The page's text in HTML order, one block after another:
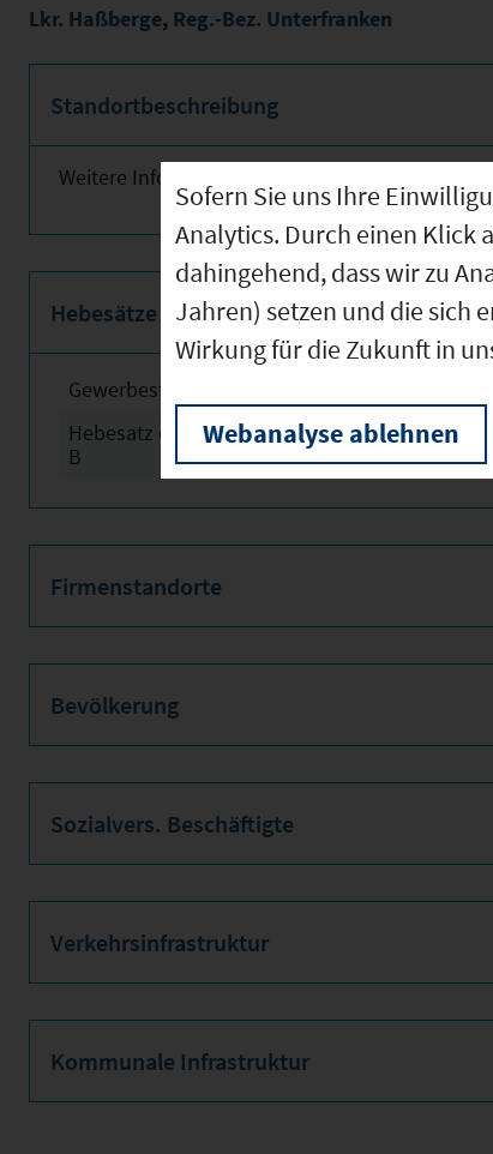
Lkr. Haßberge, Reg.-Bez. Unterfranken
Standortbeschreibung
Weitere Informationen finden Sie obenstehend!
Hebesätze
Gewerbesteuerhebesatz
Hebesatz der Grundsteuer
B
2024
Firmenstandorte
Bevölkerung
Sozialvers. Beschäftigte
Verkehrsinfrastruktur
Kommunale Infrastruktur
Sofern Sie uns Ihre
Analytics. Durch einen Klick
dahingehend, dass wir zu
Jahren) setzen und die sich
Wirkung für die Zukunft in
Webanalyse ablehnen